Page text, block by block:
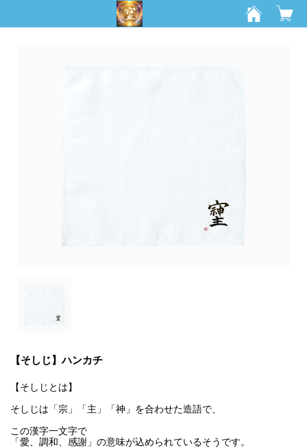
【そしじ】ハンカチ
【そしじとは】
そしじは「宗」「主」「神」を合わせた造語で、
この漢字一文字で
「愛、調和、感謝」の意味が込められているそうです。